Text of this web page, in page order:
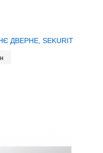
ДВЕРНЕ, SEKURIT